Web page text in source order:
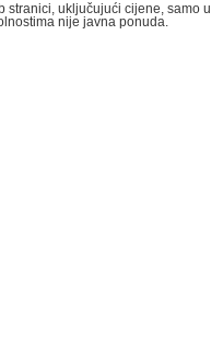
stranici, uključujući cijene, samo u
nije javna ponuda.